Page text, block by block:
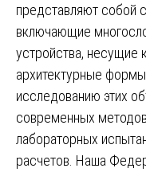
представляют собой
включающие
устройства, несущие
архитектурные
исследованию этих
современных
лабораторных
расчетов. Наша